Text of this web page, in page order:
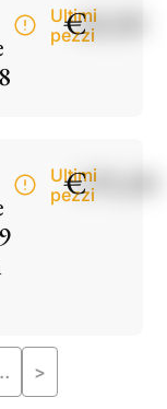
Ultimi
pezzi
€60,00
Ultimi
pezzi
€195,00
>